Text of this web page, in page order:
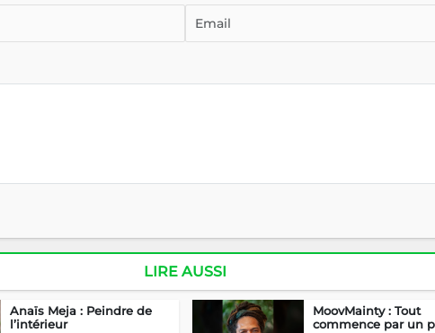
LIRE AUSSI
Anaïs Meja : Peindre de
l’intérieur
MoovMainty : Tout
commence par un